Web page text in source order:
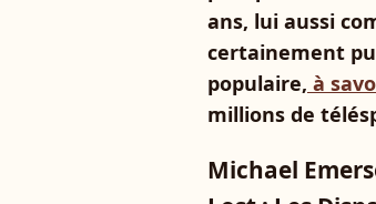
ans, lui aussi
certainement
populaire, à
millions de
Michael